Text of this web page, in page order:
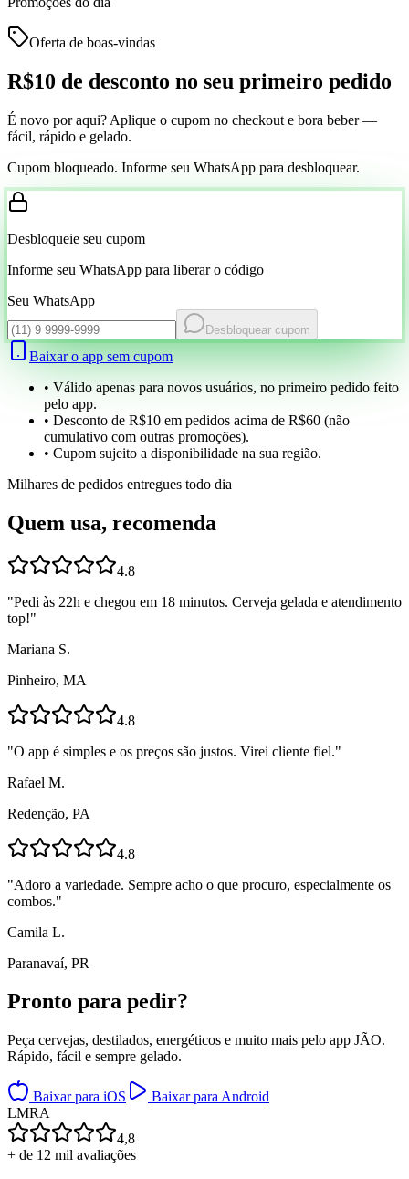
Oferta de boas-vindas
R$10 de desconto no seu primeiro pedido
É novo por aqui? Aplique o cupom no checkout e bora beber —
fácil, rápido e gelado.
Cupom bloqueado. Informe seu WhatsApp para desbloquear.
Desbloqueie seu cupom
Informe seu WhatsApp para liberar o código
Seu WhatsApp
Desbloquear cupom
Baixar o app sem cupom
• Válido apenas para novos usuários, no primeiro pedido feito
pelo app.
• Desconto de R$10 em pedidos acima de R$60 (não
cumulativo com outras promoções).
• Cupom sujeito a disponibilidade na sua região.
Milhares de pedidos entregues todo dia
Quem usa, recomenda
4.8
"Pedi às 22h e chegou em 18 minutos. Cerveja gelada e atendimento
top!"
Mariana S.
Pinheiro, MA
4.8
"O app é simples e os preços são justos. Virei cliente fiel."
Rafael M.
Redenção, PA
4.8
"Adoro a variedade. Sempre acho o que procuro, especialmente os
combos."
Camila L.
Paranavaí, PR
Pronto para pedir?
Peça cervejas, destilados, energéticos e muito mais pelo app JÃO.
Rápido, fácil e sempre gelado.
Baixar para iOS
Baixar para Android
LMRA
4,8
+ de 12 mil avaliações